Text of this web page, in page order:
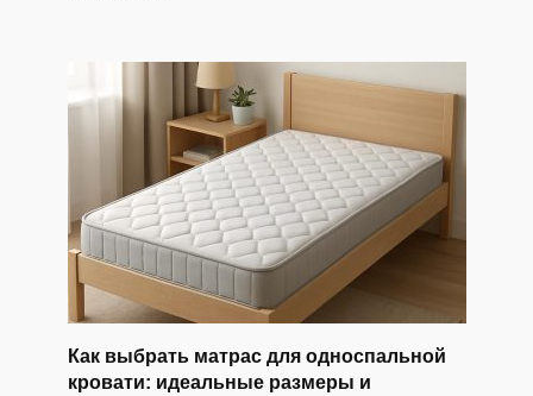
Как выбрать матрас для односпальной
кровати: идеальные размеры и